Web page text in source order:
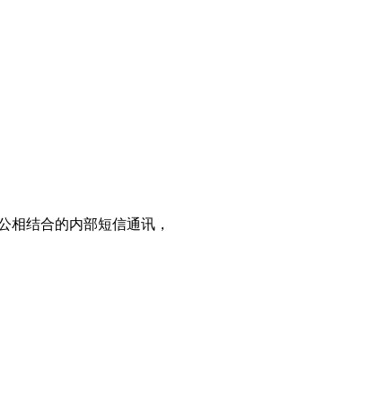
相结合的内部短信通讯，